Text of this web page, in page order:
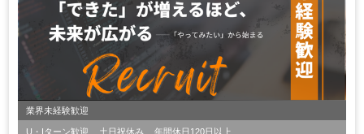
業界未経験歓迎
U・Iターン歓迎 土日祝休み
年間休日120日以上